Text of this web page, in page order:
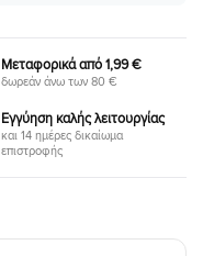
Μεταφορικά από 1,99 €
δωρεάν άνω των 80 €
Εγγύηση καλής λειτουργίας
και 14 ημέρες δικαίωμα
επιστροφής